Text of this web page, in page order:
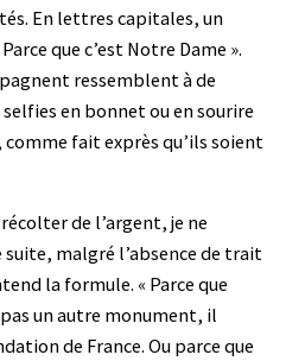
En lettres capitales, un
que c’est Notre Dame ».
ressemblent à de
en bonnet ou en sourire
comme fait exprès qu’ils soient
de l’argent, je ne
malgré l’absence de trait
la formule. « Parce que
un autre monument, il
de France. Ou parce que